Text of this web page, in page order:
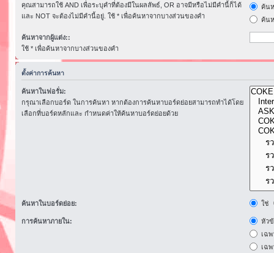
คุณสามารถใช้ AND เพื่อระบุคำที่ต้องมีในผลลัพธ์, OR อาจมีหรือไม่มีคำนี้ก็ได้
และ NOT จะต้องไม่มีคำนี้อยู่. ใช้ * เพื่อค้นหาจากบางส่วนของคำ
ค้น
ค้น
ค้นหาจากผู้แต่ง::
ใช้ * เพื่อค้นหาจากบางส่วนของคำ
ตั้งค่าการค้นหา
ค้นหาในฟอรั่ม:
กรุณาเลือกบอร์ด ในการค้นหา หากต้องการค้นหาบอร์ดย่อยสามารถทำได้โดย
เลือกที่บอร์ดหลักและ กำหนดค่าให้ค้นหาบอร์ดย่อยด้วย
ค้นหาในบอร์ดย่อย: ใช่
การค้นหาภายใน:
หัว
เฉ
เฉ